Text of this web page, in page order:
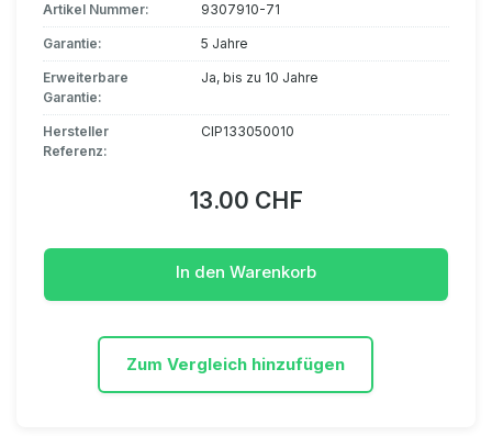
Artikel Nummer: 9307910-71
Garantie: 5 Jahre
Erweiterbare
Garantie:
Ja, bis zu 10 Jahre
Hersteller
Referenz:
CIP133050010
13.00 CHF
In den Warenkorb
Zum Vergleich hinzufügen